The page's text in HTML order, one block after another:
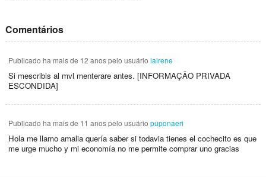
Comentários
Publicado ha mais de 12 anospelo usuário lairene
Si mescribis al mvl menterare antes. [INFORMAÇÃO PRIVADA
ESCONDIDA]
Publicado ha mais de 11 anospelo usuário puponaeri
Hola me llamo amalia quería saber si todavia tienes el cochecito es que
me urge mucho y mi economía no me permite comprar uno gracias